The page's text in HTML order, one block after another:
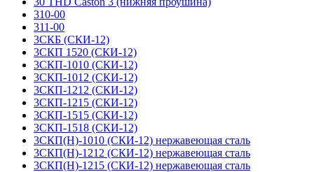
310-00
311-00
3СКБ (СКИ-12)
3СКП 1520 (СКИ-12)
3СКП-1010 (СКИ-12)
3СКП-1012 (СКИ-12)
3СКП-1212 (СКИ-12)
3СКП-1215 (СКИ-12)
3СКП-1515 (СКИ-12)
3СКП-1518 (СКИ-12)
3СКП(Н)-1010 (СКИ-12) нержавеющая сталь
3СКП(Н)-1212 (СКИ-12) нержавеющая сталь
3СКП(Н)-1215 (СКИ-12) нержавеющая сталь